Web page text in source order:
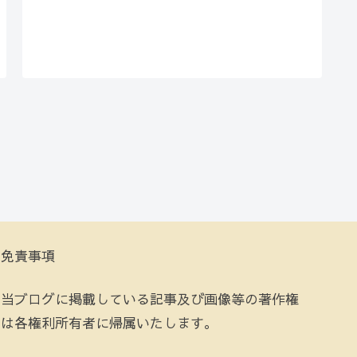
免責事項
当ブログに掲載している記事及び画像等の著作権
は各権利所有者に帰属いたします。